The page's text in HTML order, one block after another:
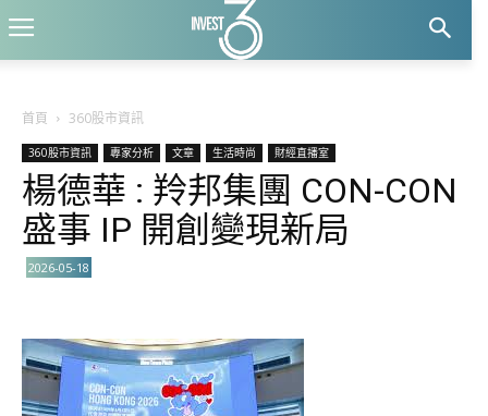
首頁 360股市資訊
360股市資訊 專家分析 文章 生活時尚 財經直播室
楊德華 : 羚邦集團 CON-CON
盛事 IP 開創變現新局
2026-05-18